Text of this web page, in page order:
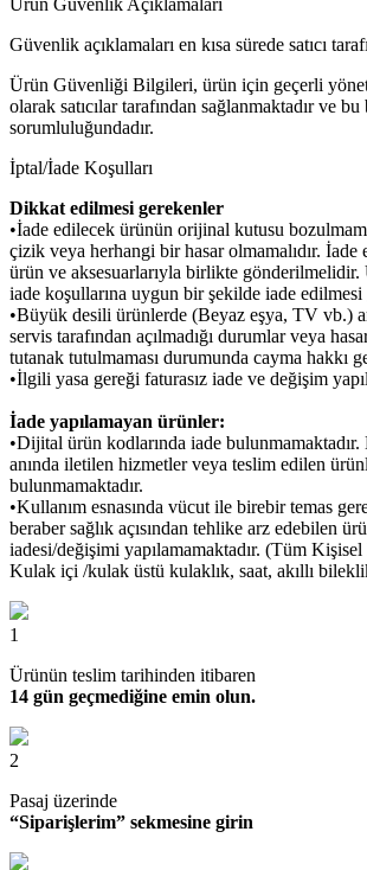
Ürün Güvenlik Açıklamaları
Güvenlik açıklamaları en kısa sürede satıcı
Ürün Güvenliği Bilgileri, ürün için geçerli
olarak satıcılar tarafından sağlanmaktadır ve bu
sorumluluğundadır.
İptal/İade Koşulları
Dikkat edilmesi gerekenler
•İade edilecek ürünün orijinal kutusu
çizik veya herhangi bir hasar olmamalıdır.
ürün ve aksesuarlarıyla birlikte
iade koşullarına uygun bir şekilde iade
•Büyük desili ürünlerde (Beyaz eşya, TV vb.)
servis tarafından açılmadığı durumlar veya
tutanak tutulmaması durumunda cayma hakkı
•İlgili yasa gereği faturasız iade ve değişim
İade yapılamayan ürünler:
•Dijital ürün kodlarında iade
anında iletilen hizmetler veya teslim edilen
bulunmamaktadır.
•Kullanım esnasında vücut ile birebir temas
beraber sağlık açısından tehlike arz edebilen
iadesi/değişimi yapılamamaktadır. (Tüm
Kulak içi /kulak üstü kulaklık, saat, akıllı
1
Ürünün teslim tarihinden itibaren
14 gün geçmediğine emin olun.
2
Pasaj üzerinde
“Siparişlerim” sekmesine girin